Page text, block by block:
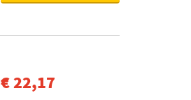
€ 22,17